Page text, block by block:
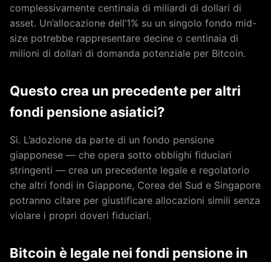
complessivamente centinaia di miliardi di dollari di
asset. Un’allocazione dell’1% su un singolo fondo mid-
size potrebbe rappresentare decine o centinaia di
milioni di dollari di domanda potenziale per Bitcoin.
Questo crea un precedente per altri
fondi pensione asiatici?
Sì. L’adozione da parte di un fondo pensione
giapponese — che opera sotto obblighi fiduciari
stringenti — crea un precedente legale e regolatorio
che altri fondi in Giappone, Corea del Sud e Singapore
potranno citare per giustificare allocazioni simili senza
violare i propri doveri fiduciari.
Bitcoin è legale nei fondi pensione in